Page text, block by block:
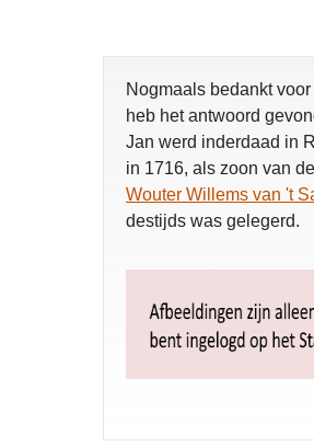
Nogmaals bedankt
heb het antwoord
Jan werd inderdaad in
in 1716, als zoon van
Wouter Willems van 't
destijds was gelegerd.